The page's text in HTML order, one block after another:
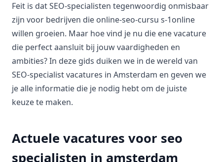
Feit is dat SEO-specialisten tegenwoordig onmisbaar
zijn voor bedrijven die online-seo-cursu s-1online
willen groeien. Maar hoe vind je nu die ene vacature
die perfect aansluit bij jouw vaardigheden en
ambities? In deze gids duiken we in de wereld van
SEO-specialist vacatures in Amsterdam en geven we
je alle informatie die je nodig hebt om de juiste
keuze te maken.
Actuele vacatures voor seo
specialisten in amsterdam